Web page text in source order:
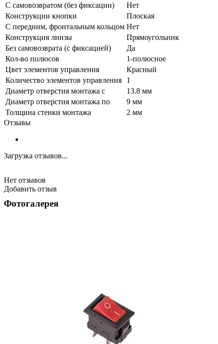
С самовозвратом (без фиксации)
Нет
Конструкции кнопки
Плоская
С передним, фронтальным кольцом Нет
Конструкция линзы
Прямоугольник
Без самовозврата (с фиксацией)
Да
Кол-во полюсов
1-полюсное
Цвет элементов управления
Красный
Количество элементов управления
1
Диаметр отверстия монтажа с
13.8 мм
Диаметр отверстия монтажа по
9 мм
Толщина стенки монтажа
2 мм
Отзывы
Загрузка отзывов...
Нет отзывов
Добавить отзыв
Фотогалерея